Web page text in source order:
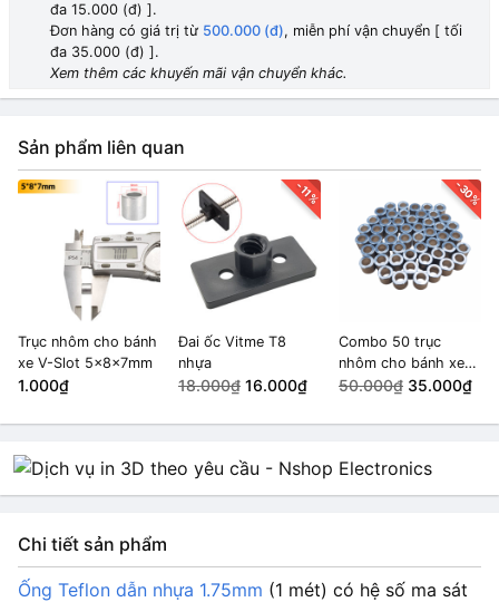
đa 15.000 (đ) ].
Đơn hàng có giá trị từ 500.000 (đ), miễn phí vận chuyển [ tối
đa 35.000 (đ) ].
Xem thêm các khuyến mãi vận chuyển khác.
Sản phẩm liên quan
Trục nhôm cho bánh
xe V-Slot 5x8x7mm
1.000₫
-11%
Đai ốc Vitme T8
nhựa
18.000₫ 16.000₫
-30%
Combo 50 trục
nhôm cho bánh xe
V-Slot 5x8x7mm
50.000₫ 35.000₫
Chi tiết sản phẩm
Ống Teflon dẫn nhựa 1.75mm (1 mét) có hệ số ma sát